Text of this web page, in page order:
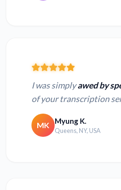
I was simplyawed by
of your transcription
MK Myung K.
Queens, NY, USA